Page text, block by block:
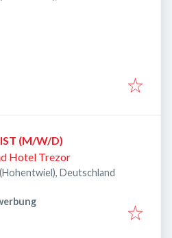
(M/W/D)
Hotel Trezor
Deutschland